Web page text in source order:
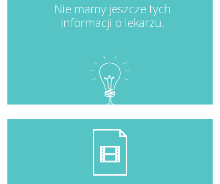
Nie mamy jeszcze tych
informacji o lekarzu.